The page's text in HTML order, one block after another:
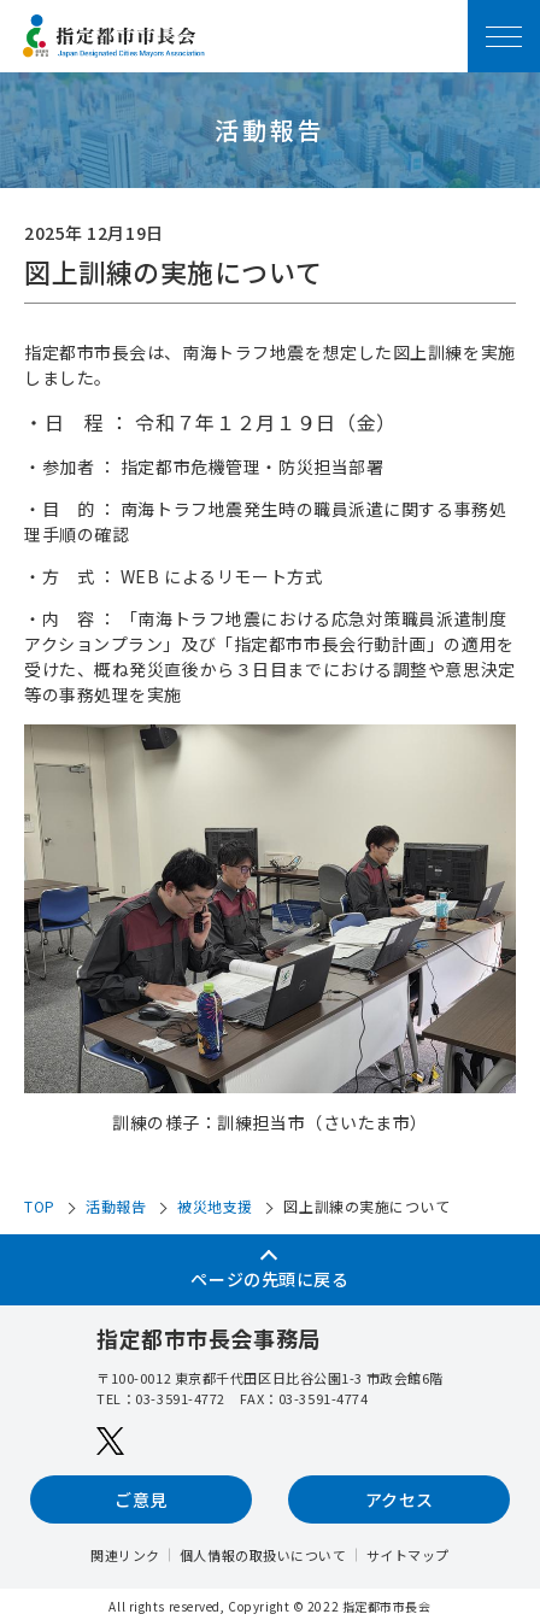
活動報告
TOP 活動報告 被災地支援 図上訓練の実施について
2025年 12月19日
図上訓練の実施について
指定都市市長会は、南海トラフ地震を想定した図上訓練を実施
しました。
・日 程 ： 令和７年１２月１９日（金）
・参加者 ： 指定都市危機管理・防災担当部署
・目 的 ： 南海トラフ地震発生時の職員派遣に関する事務処
理手順の確認
・方 式 ： WEB によるリモート方式
・内 容 ： 「南海トラフ地震における応急対策職員派遣制度
アクションプラン」及び「指定都市市長会行動計画」の適用を
受けた、概ね発災直後から３日目までにおける調整や意思決定
等の事務処理を実施
訓練の様子：訓練担当市（さいたま市）
ページの先頭に戻る
指定都市市長会事務局
〒100-0012 東京都千代田区日比谷公園1-3 市政会館6階
TEL： 03-3591-4772 FAX：03-3591-4774
ご意見 アクセス
関連リンク 個人情報の取扱いについて サイトマップ
All rights reserved, Copyright © 2022 指定都市市長会